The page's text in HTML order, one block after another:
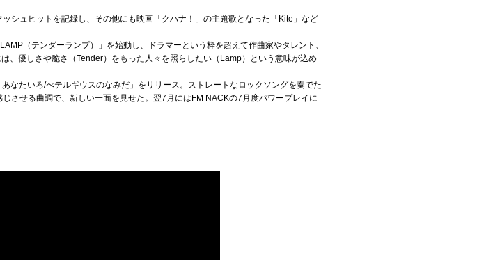
シュヒットを記録し、その他にも映画「クハナ！」の主題歌となった「Kite」など
（テンダーランプ）」を始動し、ドラマーという枠を超えて作曲家やタレント、
、優しさや脆さ（Tender）をもった人々を照らしたい（Lamp）という意味が込め
なたいろ/べテルギウスのなみだ」をリリース。ストレートなロックソングを奏でた
させる曲調で、新しい一面を見せた。翌7月にはFM NACKの7月度パワープレイに